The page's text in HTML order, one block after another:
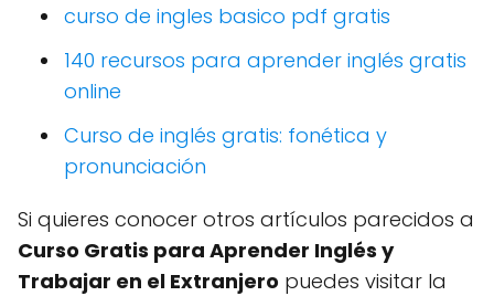
curso de ingles basico pdf gratis
140 recursos para aprender inglés gratis
online
Curso de inglés gratis: fonética y
pronunciación
Si quieres conocer otros artículos parecidos a
Curso Gratis para Aprender Inglés y
Trabajar en el Extranjero puedes visitar la